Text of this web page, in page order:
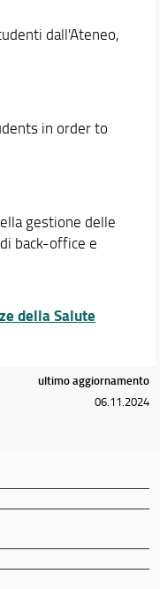
dall'Ateneo,
in order to
gestione delle
back-office e
della Salute
ultimo aggiornamento
06.11.2024